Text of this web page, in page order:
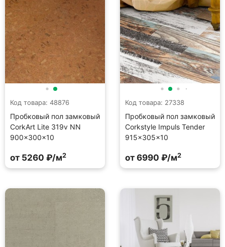
Код товара: 48876
Пробковый пол замковый
CorkArt Lite 319v NN
900×300×10
от 5260 ₽/м2
Код товара: 27338
Пробковый пол замковый
Corkstyle Impuls Tender
915×305×10
от 6990 ₽/м2